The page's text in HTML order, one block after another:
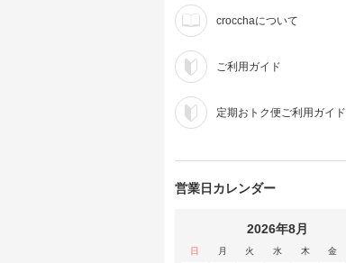
crocchaについて
ご利用ガイド
定期おトク便ご利用ガイド
営業日カレンダー
2026年8月
日 月 火 水 木 金